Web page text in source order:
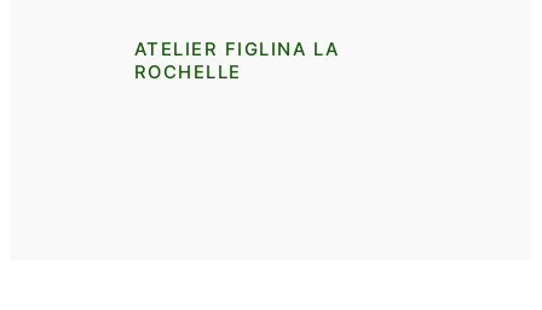
ATELIER FIGLINA LA
ROCHELLE